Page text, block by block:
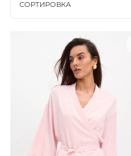
СОРТИРОВКА